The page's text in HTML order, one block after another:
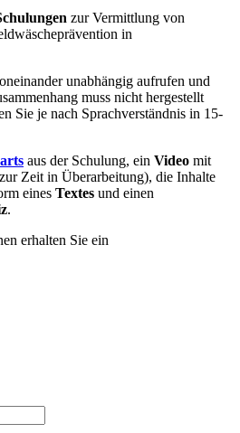
zur Vermittlung von
in
unabhängig aufrufen und
muss nicht hergestellt
Sie je nach Sprachverständnis in 15-
aus der Schulung, ein Video mit
Zeit in Überarbeitung), die Inhalte
eines Textes und einen
.
erhalten Sie ein